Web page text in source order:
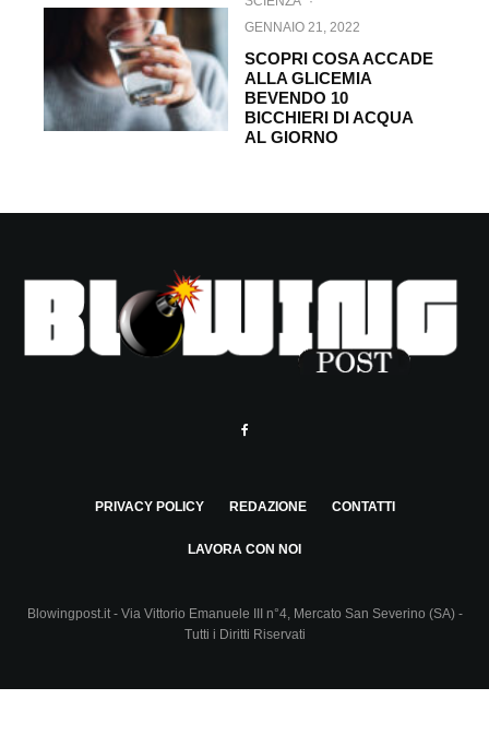
GENNAIO 21, 2022
SCOPRI COSA ACCADE
ALLA GLICEMIA
BEVENDO 10
BICCHIERI DI ACQUA
AL GIORNO
PRIVACY POLICY REDAZIONE CONTATTI
LAVORA CON NOI
Blowingpost.it - Via Vittorio Emanuele III n°4, Mercato San Severino (SA) -
Tutti i Diritti Riservati